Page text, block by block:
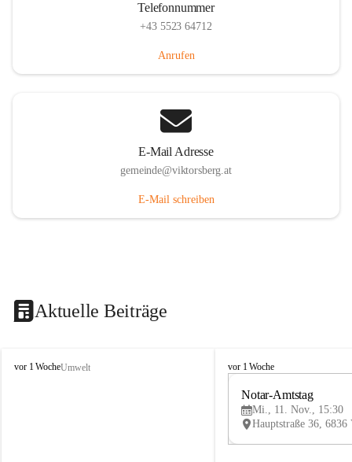
Telefonnummer
+43 5523 64712
Anrufen
E-Mail Adresse
gemeinde@viktorsberg.at
E-Mail schreiben
Aktuelle Beiträge
V
vor 1 WocheUmwelt
V
vor 1 Woche
Notar-Amtstag
Mi., 11. Nov., 15:30